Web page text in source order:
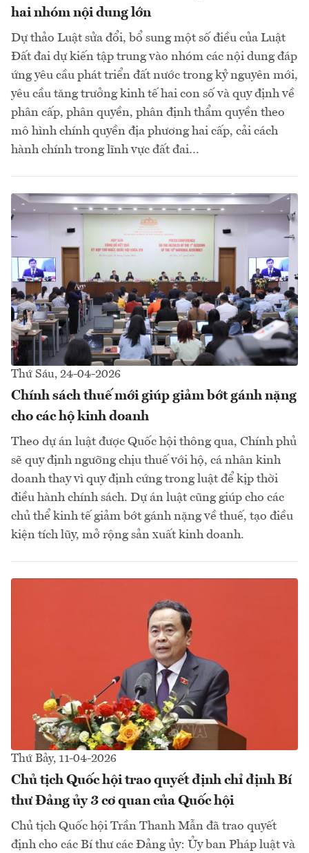
hai nhóm nội dung lớn
Dự thảo Luật sửa đổi, bổ sung một số điều của Luật
Đất đai dự kiến tập trung vào nhóm các nội dung đáp
ứng yêu cầu phát triển đất nước trong kỷ nguyên mới,
yêu cầu tăng trưởng kinh tế hai con số và quy định về
phân cấp, phân quyền, phân định thẩm quyền theo
mô hình chính quyền địa phương hai cấp, cải cách
hành chính trong lĩnh vực đất đai…
Thứ Sáu, 24-04-2026
Chính sách thuế mới giúp giảm bớt gánh nặng
cho các hộ kinh doanh
Theo dự án luật được Quốc hội thông qua, Chính phủ
sẽ quy định ngưỡng chịu thuế với hộ, cá nhân kinh
doanh thay vì quy định cứng trong luật để kịp thời
điều hành chính sách. Dự án luật cũng giúp cho các
chủ thể kinh tế giảm bớt gánh nặng về thuế, tạo điều
kiện tích lũy, mở rộng sản xuất kinh doanh.
Thứ Bảy, 11-04-2026
Chủ tịch Quốc hội trao quyết định chỉ định Bí
thư Đảng ủy 3 cơ quan của Quốc hội
Chủ tịch Quốc hội Trần Thanh Mẫn đã trao quyết
định cho các Bí thư các Đảng ủy: Ủy ban Pháp luật và